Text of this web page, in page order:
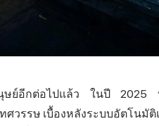
ษย์อีกต่อไปแล้ว ในปี 2025
ศวรรษ เบื้องหลังระบบอัตโนมั